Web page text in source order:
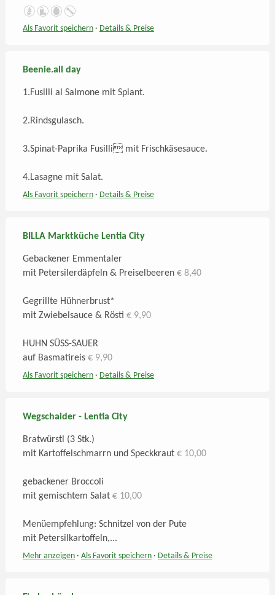
Als Favorit speichern· Details& Preise
Beenie.all day
1.Fusilli al Salmone mit Spiant.
2.Rindsgulasch.
3.Spinat-Paprika Fusilli mit Frischkäsesauce.
4.Lasagne mit Salat.
Als Favorit speichern· Details& Preise
BILLA Marktküche Lentia City
Gebackener Emmentaler
mit Petersilerdäpfeln & Preiselbeeren € 8,40
Gegrillte Hühnerbrust*
mit Zwiebelsauce & Rösti € 9,90
HUHN SÜSS-SAUER
auf Basmatireis € 9,90
Als Favorit speichern· Details& Preise
Wegschaider - Lentia City
Bratwürstl (3 Stk.)
mit Kartoffelschmarrn und Speckkraut € 10,00
gebackener Broccoli
mit gemischtem Salat € 10,00
Menüempfehlung: Schnitzel von der Pute
mit Petersilkartoffeln,...
Mehr anzeigen· Als Favorit speichern· Details& Preise